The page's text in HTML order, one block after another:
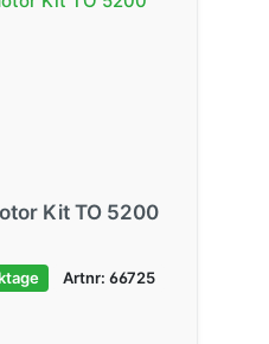
Kit TO 5200
Artnr: 66725